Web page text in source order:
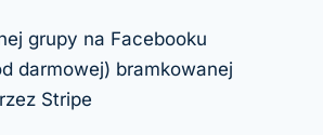
grupy na Facebooku
darmowej) bramkowanej
Stripe